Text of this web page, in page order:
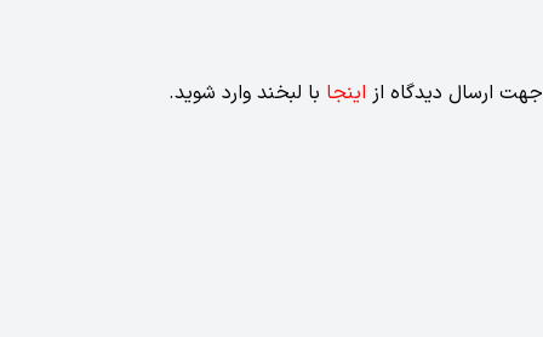
جهت ارسال دیدگاه از اینجا با لبخند وارد شوید.